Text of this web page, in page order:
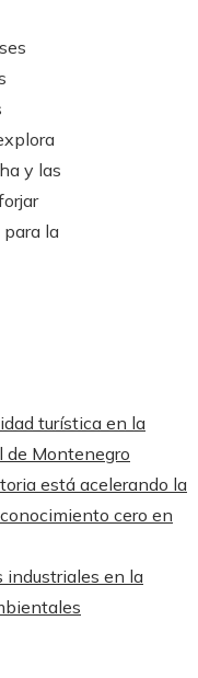
y las
la
turística en la
de Montenegro
está acelerando la
cero en
industriales en la